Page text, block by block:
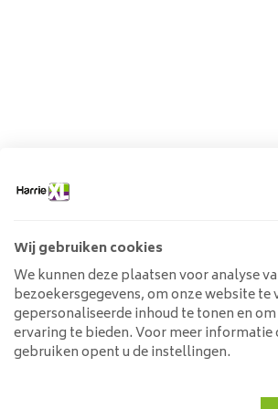
Wij gebruiken cookies
We kunnen deze plaatsen voor analyse
bezoekersgegevens, om onze website te
gepersonaliseerde inhoud te tonen en
ervaring te bieden. Voor meer informatie
gebruiken opent u de instellingen.